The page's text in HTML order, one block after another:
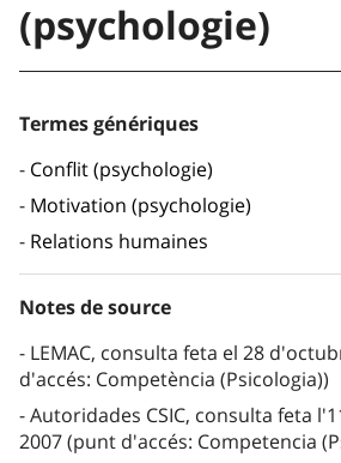
(psychologie)
Termes génériques
Conflit (psychologie)
Motivation (psychologie)
Relations humaines
Notes de source
LEMAC, consulta feta el 28
d'accés: Competència (Psicologia))
Autoridades CSIC, consulta feta
2007 (punt d'accés: Competencia